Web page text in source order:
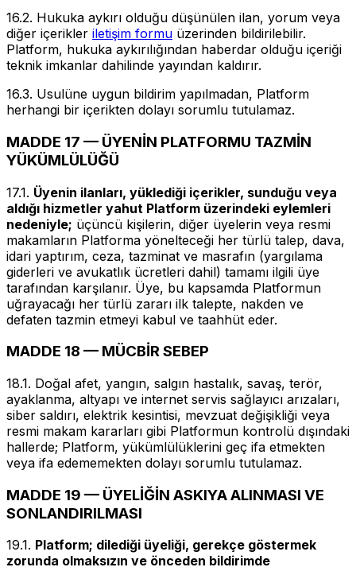
16.2. Hukuka aykırı olduğu düşünülen ilan, yorum veya
diğer içerikler iletişim formu üzerinden bildirilebilir.
Platform, hukuka aykırılığından haberdar olduğu içeriği
teknik imkanlar dahilinde yayından kaldırır.
16.3. Usulüne uygun bildirim yapılmadan, Platform
herhangi bir içerikten dolayı sorumlu tutulamaz.
MADDE 17 — ÜYENİN PLATFORMU TAZMİN
YÜKÜMLÜLÜĞÜ
17.1. Üyenin ilanları, yüklediği içerikler, sunduğu veya
aldığı hizmetler yahut Platform üzerindeki eylemleri
nedeniyle; üçüncü kişilerin, diğer üyelerin veya resmi
makamların Platforma yönelteceği her türlü talep, dava,
idari yaptırım, ceza, tazminat ve masrafın (yargılama
giderleri ve avukatlık ücretleri dahil) tamamı ilgili üye
tarafından karşılanır. Üye, bu kapsamda Platformun
uğrayacağı her türlü zararı ilk talepte, nakden ve
defaten tazmin etmeyi kabul ve taahhüt eder.
MADDE 18 — MÜCBİR SEBEP
18.1. Doğal afet, yangın, salgın hastalık, savaş, terör,
ayaklanma, altyapı ve internet servis sağlayıcı arızaları,
siber saldırı, elektrik kesintisi, mevzuat değişikliği veya
resmi makam kararları gibi Platformun kontrolü dışındaki
hallerde; Platform, yükümlülüklerini geç ifa etmekten
veya ifa edememekten dolayı sorumlu tutulamaz.
MADDE 19 — ÜYELİĞİN ASKIYA ALINMASI VE
SONLANDIRILMASI
19.1. Platform; dilediği üyeliği, gerekçe göstermek
zorunda olmaksızın ve önceden bildirimde